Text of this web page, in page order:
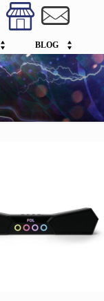
BLOG